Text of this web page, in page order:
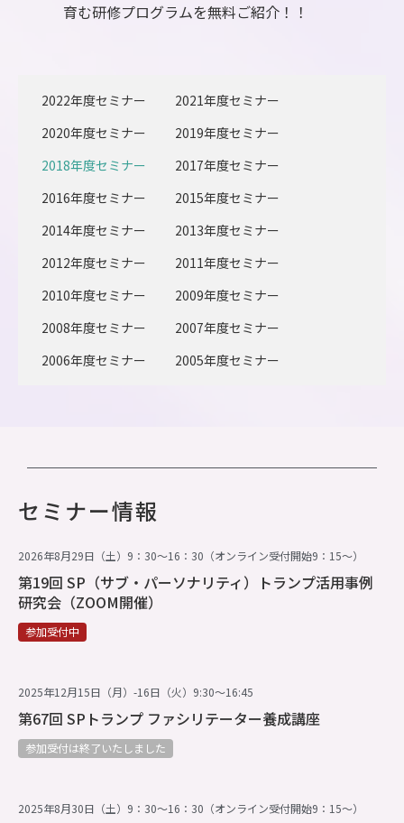
育む研修プログラムを無料ご紹介！！
2022年度セミナー
2021年度セミナー
2020年度セミナー
2019年度セミナー
2018年度セミナー
2017年度セミナー
2016年度セミナー
2015年度セミナー
2014年度セミナー
2013年度セミナー
2012年度セミナー
2011年度セミナー
2010年度セミナー
2009年度セミナー
2008年度セミナー
2007年度セミナー
2006年度セミナー
2005年度セミナー
セミナー情報
2026年8月29日（土）9：30～16：30（オンライン受付開始9：15～）
第19回 SP（サブ・パーソナリティ）トランプ活用事例
研究会（ZOOM開催）
参加受付中
2025年12月15日（月）-16日（火）9:30～16:45
第67回 SPトランプ ファシリテーター養成講座
参加受付は終了いたしました
2025年8月30日（土）9：30～16：30（オンライン受付開始9：15～）